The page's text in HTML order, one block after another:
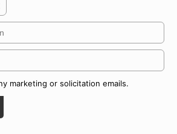
marketing or solicitation emails.